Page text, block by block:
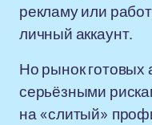
рекламу или
личный аккаунт.
Но рынок готовых
серьёзными
на «слитый»